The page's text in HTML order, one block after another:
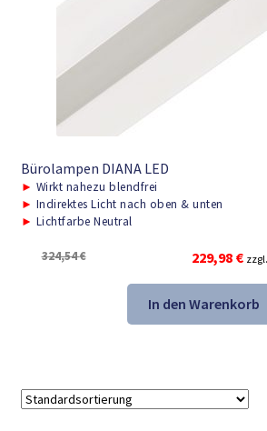
Bürolampen DIANA LED
► Wirkt nahezu blendfrei
► Indirektes Licht nach oben & unten
► Lichtfarbe Neutral
324,54€
Preis
war:
324,54 €
229,98 €
ist:
In den Warenkorb